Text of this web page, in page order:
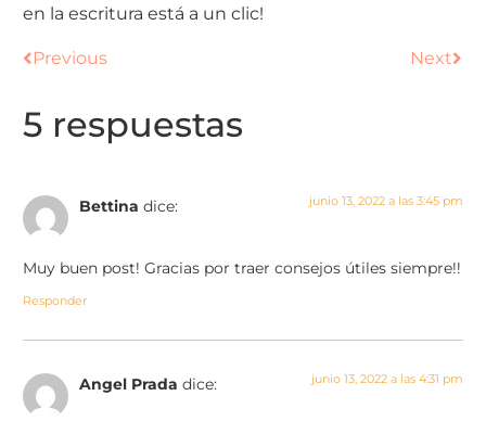
en la escritura está a un clic!
Previous Next
5 respuestas
Bettina dice: junio 13, 2022 a las 3:45 pm
Muy buen post! Gracias por traer consejos útiles siempre!!
Responder
Angel Prada dice: junio 13, 2022 a las 4:31 pm